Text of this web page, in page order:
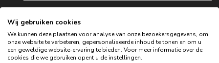
Wij gebruiken cookies
We kunnen deze plaatsen voor analyse van onze bezoekersgegevens, om
onze website te verbeteren, gepersonaliseerde inhoud te tonen en om u
een geweldige website-ervaring te bieden. Voor meer informatie over de
cookies die we gebruiken opent u de instellingen.